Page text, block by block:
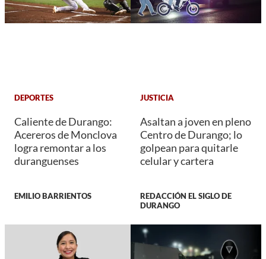
DEPORTES
Caliente de Durango:
Acereros de Monclova
logra remontar a los
duranguenses
EMILIO BARRIENTOS
JUSTICIA
Asaltan a joven en pleno
Centro de Durango; lo
golpean para quitarle
celular y cartera
REDACCIÓN EL SIGLO DE
DURANGO